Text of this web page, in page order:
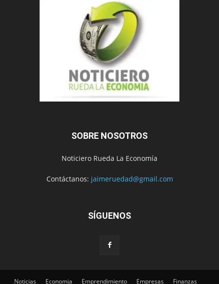
SOBRE NOSOTROS
Noticiero Rueda La Economía
Contáctanos: jaimeruedad@gmail.com
SÍGUENOS
Noticias Economia Emprendimiento Empresas Finanzas